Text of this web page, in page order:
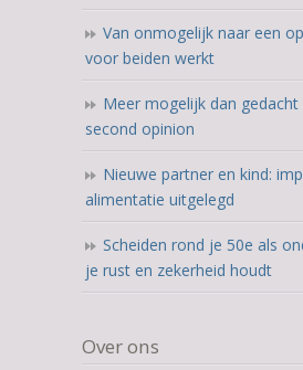
Van onmogelijk naar een
voor beiden werkt
Meer mogelijk dan gedacht
second opinion
Nieuwe partner en kind:
alimentatie uitgelegd
Scheiden rond je 50e als
je rust en zekerheid houdt
Over ons